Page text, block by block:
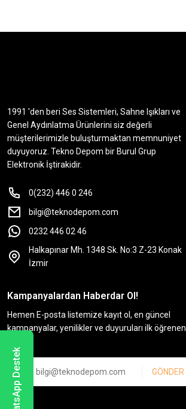
1991 'den beri Ses Sistemleri, Sahne Işıkları ve
Genel Aydınlatma Ürünlerini siz değerli
müşterilerimizle buluşturmaktan memnuniyet
duyuyoruz. Tekno Depom bir Burul Grup
Elektronik İştirakidir.
0(232) 446 0 246
bilgi@teknodepom.com
0232 446 02 46
Halkapınar Mh. 1348 Sk. No:3 Z-23 Konak
İzmir
Kampanyalardan Haberdar Ol!
Hemen E-posta listemize kayıt ol, en güncel
kampanyalar, yenilikler ve duyuruları ilk öğrenen
GÖNDER
WhatsApp Destek